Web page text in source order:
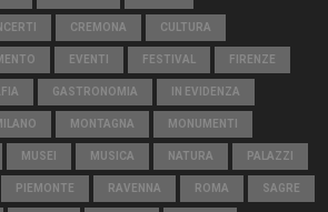
CREMONA CULTURA
EVENTI FESTIVAL FIRENZE
GASTRONOMIA IN EVIDENZA
MONTAGNA MONUMENTI
MUSEI MUSICA NATURA PALAZZI
PIEMONTE RAVENNA ROMA SAGRE